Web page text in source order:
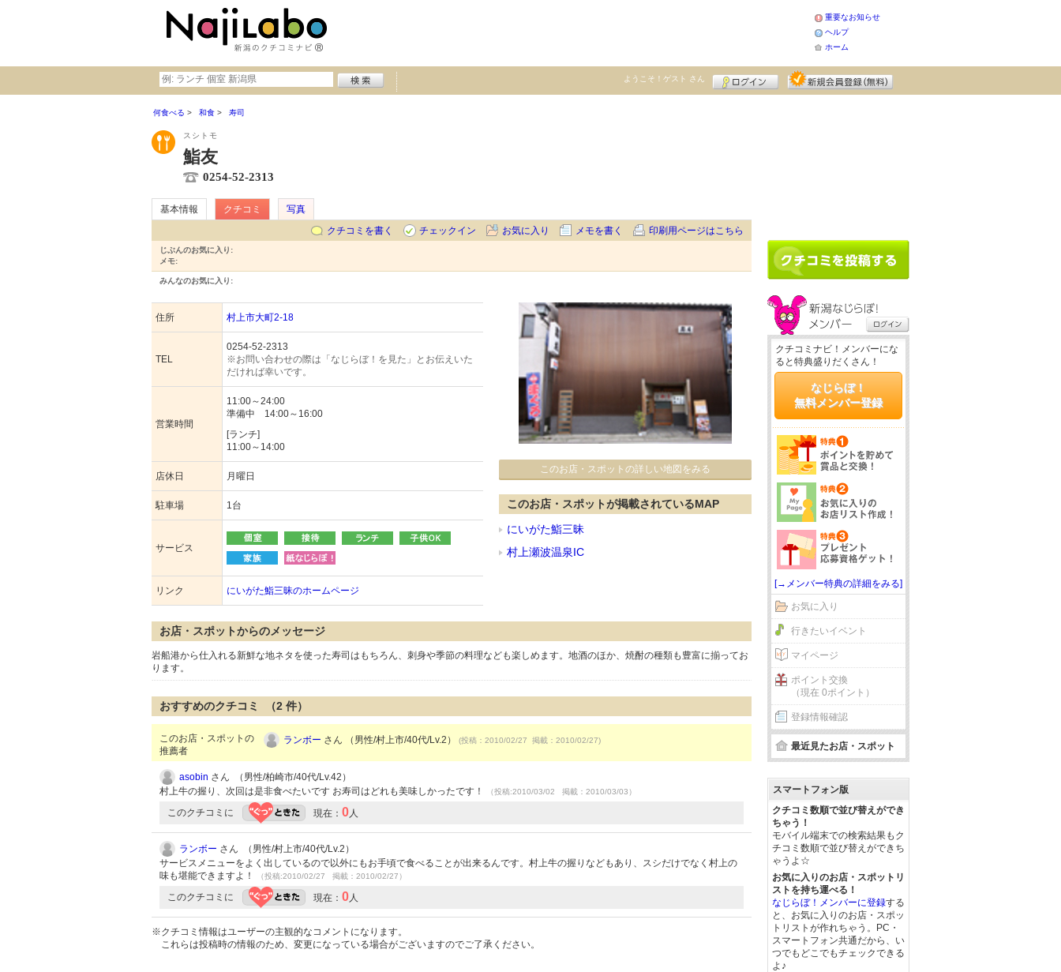
重要なお知らせ
ヘルプ
ホーム
ようこそ！ ゲスト さん
何食べる 和食 寿司
スシトモ
鮨友
0254-52-2313
基本情報 クチコミ
写真
クチコミを書く
チェックイン お気に入り メモを書く 印刷用ページはこちら
じぶんのお気に入り:
メモ:
みんなのお気に入り:
住所 村上市大町2-18
TEL
0254-52-2313
※お問い合わせの際は「なじらぼ！を見た」とお伝えいた
だければ幸いです。
営業時間
11:00～24:00
準備中 14:00～16:00
[ランチ]
11:00～14:00
店休日 月曜日
駐車場 1台
サービス
リンク にいがた鮨三昧のホームページ
このお店・スポットの詳しい地図をみる
このお店・スポットが掲載されているMAP
にいがた鮨三昧
村上瀬波温泉IC
お店・スポットからのメッセージ
岩船港から仕入れる新鮮な地ネタを使った寿司はもちろん、刺身や季節の料理なども楽しめます。地酒のほか、焼酎の種類も豊富に揃ってお
ります。
おすすめのクチコミ （2 件）
このお店・スポットの
推薦者
ランボー さん （男性/村上市/40代/Lv.2） (投稿：2010/02/27 掲載：2010/02/27)
asobin さん （男性/柏崎市/40代/Lv.42）
村上牛の握り、次回は是非食べたいです お寿司はどれも美味しかったです！
（投稿:2010/03/02 掲載：2010/03/03）
このクチコミに 現在： 0人
ランボー さん （男性/村上市/40代/Lv.2）
サービスメニューをよく出しているので以外にもお手頃で食べることが出来るんです。村上牛の握りなどもあり、スシだけでなく村上の
味も堪能できますよ！
（投稿:2010/02/27 掲載：2010/02/27）
このクチコミに 現在： 0人
※クチコミ情報はユーザーの主観的なコメントになります。
これらは投稿時の情報のため、変更になっている場合がございますのでご了承ください。
クチコミナビ！メンバーにな
ると特典盛りだくさん！
なじらぼ！
無料メンバー登録
[→メンバー特典の詳細をみる]
お気に入り
行きたいイベント
マイページ
ポイント交換
（現在 0ポイント）
登録情報確認
最近見たお店・スポット
スマートフォン版
クチコミ数順で並び替えができ
ちゃう！
モバイル端末での検索結果もク
チコミ数順で並び替えができち
ゃうよ☆
お気に入りのお店・スポットリ
ストを持ち運べる！
なじらぼ！メンバーに登録する
と、お気に入りのお店・スポッ
トリストが作れちゃう。PC・
スマートフォン共通だから、い
つでもどこでもチェックできる
よ♪